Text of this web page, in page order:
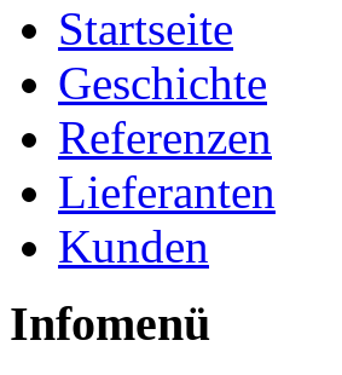
Startseite
Geschichte
Referenzen
Lieferanten
Kunden
Infomenü